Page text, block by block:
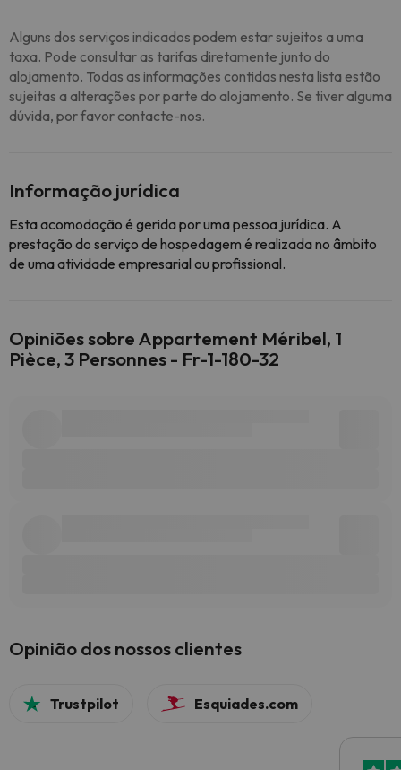
Alguns dos serviços indicados podem estar sujeitos a uma
taxa. Pode consultar as tarifas diretamente junto do
alojamento. Todas as informações contidas nesta lista estão
sujeitas a alterações por parte do alojamento. Se tiver alguma
dúvida, por favor contacte-nos.
Informação jurídica
Esta acomodação é gerida por uma pessoa jurídica. A
prestação do serviço de hospedagem é realizada no âmbito
de uma atividade empresarial ou profissional.
Opiniões sobre Appartement Méribel, 1
Pièce, 3 Personnes - Fr-1-180-32
Opinião dos nossos clientes
Trustpilot Esquiades.com